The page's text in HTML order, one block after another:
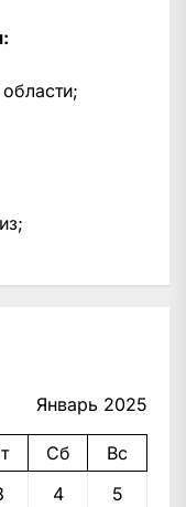
Январь 2025
Сб
Вс
4 5